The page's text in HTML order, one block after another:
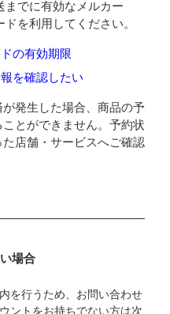
までに有効なメルカー
ドを利用してください。
の有効期限
を確認したい
発生した場合、商品の予
とができません。予約状
店舗・サービスへご確認
場合
を行うため、お問い合わせ
ントをお持ちでない方は次